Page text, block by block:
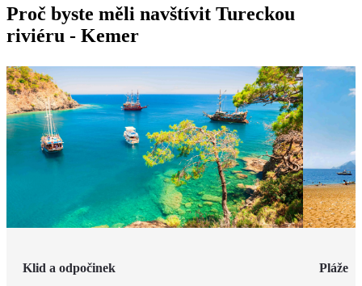
Proč byste měli navštívit Tureckou
riviéru - Kemer
Klid a odpočinek Pláže